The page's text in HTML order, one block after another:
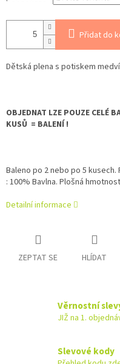
Přidat do
Dětská plena s potiskem
OBJEDNAT LZE POUZE CELÉ
KUSŮ = BALENÍ !
Baleno po 2 nebo po 5
: 100% Bavlna. Plošná
Detailní informace
ZEPTAT SE HLÍDAT
Věrnostní
JIŽ na 1.
Slevové kody